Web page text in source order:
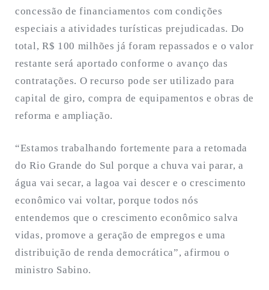
concessão de financiamentos com condições
especiais a atividades turísticas prejudicadas. Do
total, R$ 100 milhões já foram repassados e o valor
restante será aportado conforme o avanço das
contratações. O recurso pode ser utilizado para
capital de giro, compra de equipamentos e obras de
reforma e ampliação.
“Estamos trabalhando fortemente para a retomada
do Rio Grande do Sul porque a chuva vai parar, a
água vai secar, a lagoa vai descer e o crescimento
econômico vai voltar, porque todos nós
entendemos que o crescimento econômico salva
vidas, promove a geração de empregos e uma
distribuição de renda democrática”, afirmou o
ministro Sabino.